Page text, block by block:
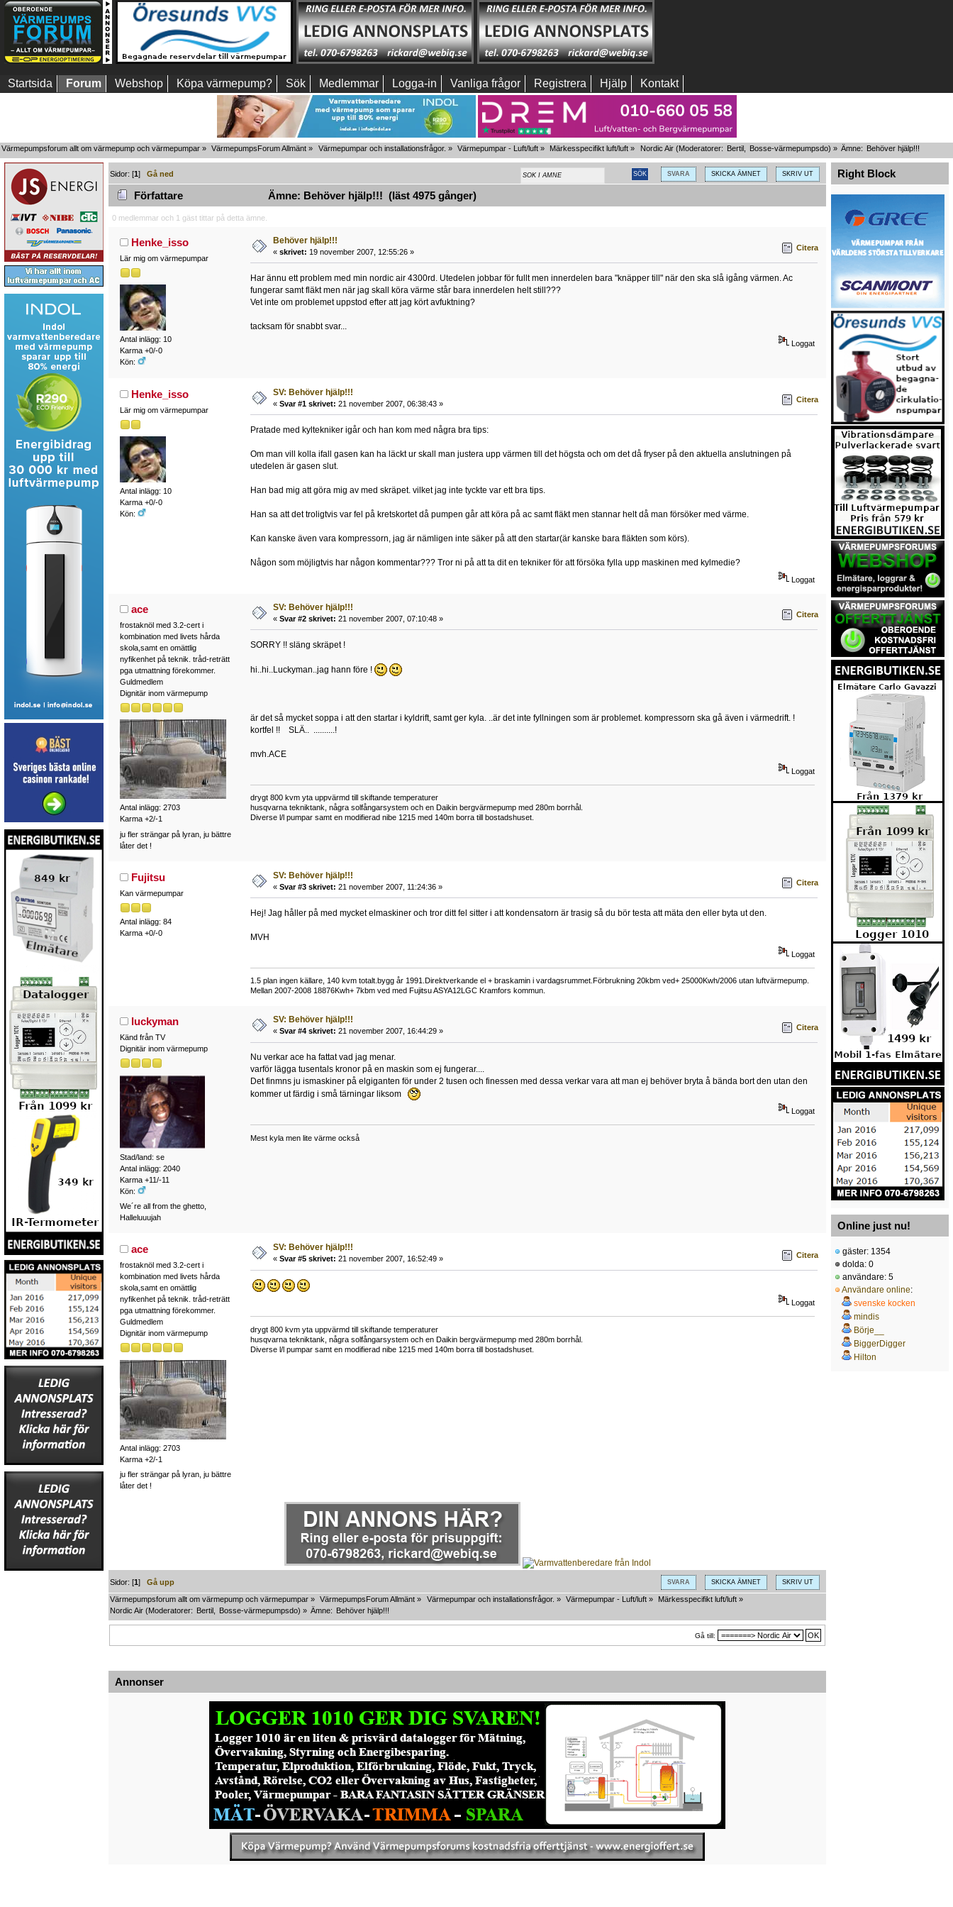
Startsida Forum Webshop Köpa värmepump? Sök Medlemmar Logga-in Vanliga frågor Registrera Hjälp Kontakt
Värmepumpsforum allt om värmepump och värmepumpar » VärmepumpsForum Allmänt » Värmepumpar och installationsfrågor. » Värmepumpar - Luft/luft» Märkesspecifikt luft/luft » Nordic Air(Moderatorer: Bertil, Bosse-värmepumpsdo) » Ämne: Behöver hjälp!!!
SVARA SKICKA ÄMNET SKRIV UT
Sidor: [1]Gå ned
Författare Ämne: Behöver hjälp!!! (läst 4975 gånger)
0 medlemmar och 1 gäst tittar på detta ämne.
Henke_isso
Lär mig om värmepumpar
Antal inlägg: 10
Karma +0/-0
Kön:
Behöver hjälp!!!
« skrivet: 19 november 2007, 12:55:26 » Citera
Har ännu ett problem med min nordic air 4300rd. Utedelen jobbar för fullt men innerdelen bara "knäpper till" när den ska slå igång värmen. Ac
fungerar samt fläkt men när jag skall köra värme står bara innerdelen helt still???
Vet inte om problemet uppstod efter att jag kört avfuktning?
tacksam för snabbt svar...
Loggat
Henke_isso
Lär mig om värmepumpar
Antal inlägg: 10
Karma +0/-0
Kön:
SV: Behöver hjälp!!!
« Svar #1 skrivet: 21 november 2007, 06:38:43 » Citera
Pratade med kyltekniker igår och han kom med några bra tips:
Om man vill kolla ifall gasen kan ha läckt ur skall man justera upp värmen till det högsta och om det då fryser på den aktuella anslutningen på
utedelen är gasen slut.
Han bad mig att göra mig av med skräpet. vilket jag inte tyckte var ett bra tips.
Han sa att det troligtvis var fel på kretskortet då pumpen går att köra på ac samt fläkt men stannar helt då man försöker med värme.
Kan kanske även vara kompressorn, jag är nämligen inte säker på att den startar(är kanske bara fläkten som körs).
Någon som möjligtvis har någon kommentar??? Tror ni på att ta dit en tekniker för att försöka fylla upp maskinen med kylmedie?
Loggat
ace
frostaknöl med 3.2-cert i
kombination med livets hårda
skola,samt en omättlig
nyfikenhet på teknik. tråd-reträtt
pga utmattning förekommer.
Guldmedlem
Dignitär inom värmepump
Antal inlägg: 2703
Karma +2/-1
ju fler strängar på lyran, ju bättre
låter det !
SV: Behöver hjälp!!!
« Svar #2 skrivet: 21 november 2007, 07:10:48 » Citera
SORRY !! släng skräpet !
hi..hi..Luckyman..jag hann före !
är det så mycket soppa i att den startar i kyldrift, samt ger kyla. ..är det inte fyllningen som är problemet. kompressorn ska gå även i värmedrift. !
kortfel !! SLÄ.. ..........!
mvh.ACE
Loggat
drygt 800 kvm yta uppvärmd till skiftande temperaturer
husqvarna tekniktank, några solfångarsystem och en Daikin bergvärmepump med 280m borrhål.
Diverse l/l pumpar samt en modifierad nibe 1215 med 140m borra till bostadshuset.
Fujitsu
Kan värmepumpar
Antal inlägg: 84
Karma +0/-0
SV: Behöver hjälp!!!
« Svar #3 skrivet: 21 november 2007, 11:24:36 » Citera
Hej! Jag håller på med mycket elmaskiner och tror ditt fel sitter i att kondensatorn är trasig så du bör testa att mäta den eller byta ut den.
MVH
Loggat
1.5 plan ingen källare, 140 kvm totalt.bygg år 1991.Direktverkande el + braskamin i vardagsrummet.Förbrukning 20kbm ved+ 25000Kwh/2006 utan luftvärmepump.
Mellan 2007-2008 18876Kwh+ 7kbm ved med Fujitsu ASYA12LGC Kramfors kommun.
luckyman
Känd från TV
Dignitär inom värmepump
Stad/land: se
Antal inlägg: 2040
Karma +11/-11
Kön:
We´re all from the ghetto,
Halleluuujah
SV: Behöver hjälp!!!
« Svar #4 skrivet: 21 november 2007, 16:44:29 » Citera
Nu verkar ace ha fattat vad jag menar.
varför lägga tusentals kronor på en maskin som ej fungerar....
Det finmns ju ismaskiner på elgiganten för under 2 tusen och finessen med dessa verkar vara att man ej behöver bryta å bända bort den utan den
kommer ut färdig i små tärningar liksom
Loggat
Mest kyla men lite värme också
ace
frostaknöl med 3.2-cert i
kombination med livets hårda
skola,samt en omättlig
nyfikenhet på teknik. tråd-reträtt
pga utmattning förekommer.
Guldmedlem
Dignitär inom värmepump
Antal inlägg: 2703
Karma +2/-1
ju fler strängar på lyran, ju bättre
låter det !
SV: Behöver hjälp!!!
« Svar #5 skrivet: 21 november 2007, 16:52:49 » Citera
Loggat
drygt 800 kvm yta uppvärmd till skiftande temperaturer
husqvarna tekniktank, några solfångarsystem och en Daikin bergvärmepump med 280m borrhål.
Diverse l/l pumpar samt en modifierad nibe 1215 med 140m borra till bostadshuset.
SVARA SKICKA ÄMNET SKRIV UT
Sidor: [1]Gå upp
Värmepumpsforum allt om värmepump och värmepumpar » VärmepumpsForum Allmänt » Värmepumpar och installationsfrågor. » Värmepumpar - Luft/luft» Märkesspecifikt luft/luft »
Nordic Air (Moderatorer: Bertil Bosse-värmepumpsdo) » Ämne: Behöver hjälp!!!
Gå till:
Annonser
Right Block
Online just nu!
gäster: 1354
dolda: 0
användare: 5
Användare online:
svenske kocken
mindis
Börje__
BiggerDigger
Hilton